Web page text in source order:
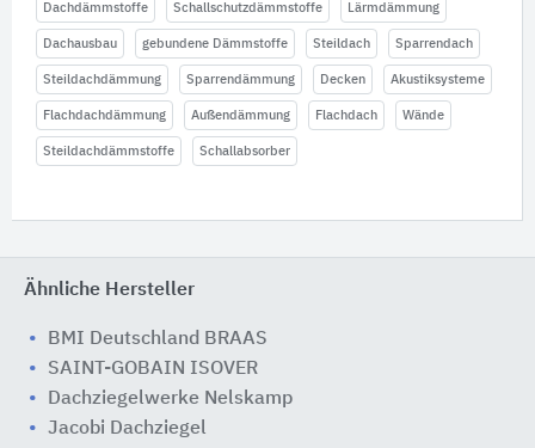
Dachdämmstoffe Schallschutzdämmstoffe Lärmdämmung
Dachausbau gebundene Dämmstoffe Steildach Sparrendach
Steildachdämmung Sparrendämmung Decken Akustiksysteme
Flachdachdämmung Außendämmung Flachdach Wände
Steildachdämmstoffe Schallabsorber
Ähnliche Hersteller
BMI Deutschland BRAAS
SAINT-GOBAIN ISOVER
Dachziegelwerke Nelskamp
Jacobi Dachziegel